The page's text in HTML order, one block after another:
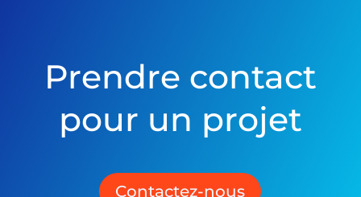
Prendre contact
pour un projet
Contactez-nous